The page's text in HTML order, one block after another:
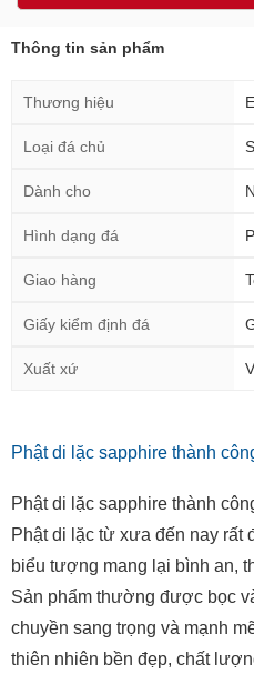
Thông tin sản phẩm
Thương hiệu
Loại đá chủ
Dành cho
Hình dạng đá
Giao hàng
Giấy kiểm định đá
Xuất xứ
Phật di lặc sapphire thành
Phật di lặc sapphire thành
Phật di lặc từ xưa đến nay
biểu tượng mang lại bình an,
Sản phẩm thường được bọc
chuyền sang trọng và mạnh
thiên nhiên bền đẹp, chất